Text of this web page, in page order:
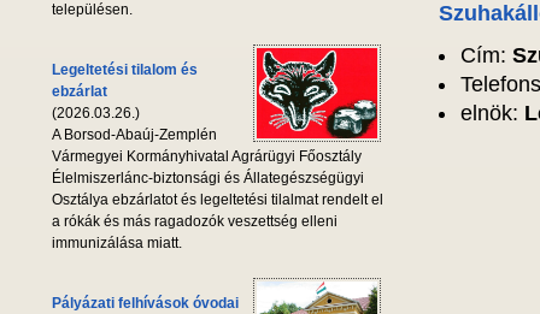
településen.
Legeltetési tilalom és
ebzárlat
(2026.03.26.)
A Borsod-Abaúj-Zemplén
Vármegyei Kormányhivatal Agrárügyi Főosztály
Élelmiszerlánc-biztonsági és Állategészségügyi
Osztálya ebzárlatot és legeltetési tilalmat rendelt el
a rókák és más ragadozók veszettség elleni
immunizálása miatt.
Pályázati felhívások óvodai
Cím:
elnök: